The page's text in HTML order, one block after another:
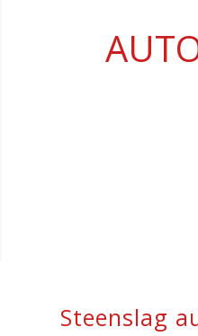
Steenslag